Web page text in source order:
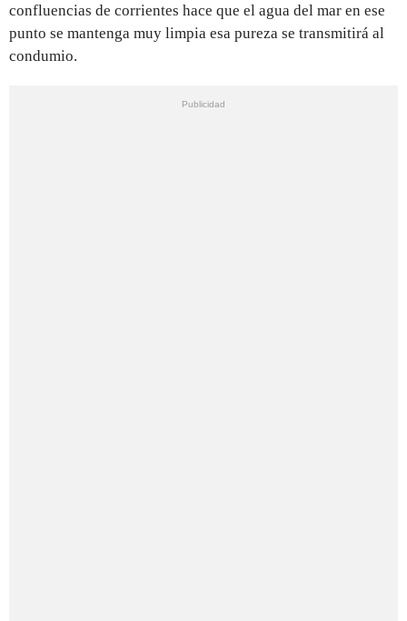
confluencias de corrientes hace que el agua del mar en ese
punto se mantenga muy limpia esa pureza se transmitirá al
condumio.